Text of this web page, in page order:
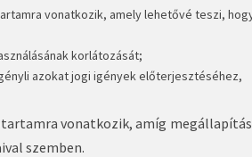
vonatkozik, amely lehetővé teszi,
korlátozását;
azokat jogi igények előterjesztéséhez,
vonatkozik, amíg
szemben.